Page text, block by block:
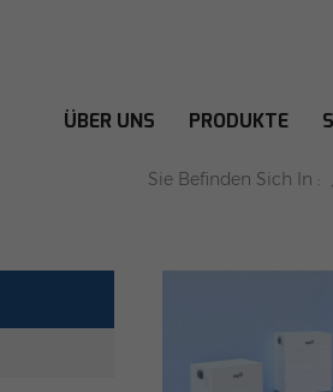
ÜBER UNS PRODUKTE
FOX ESS
Sie Befinden Sich In :